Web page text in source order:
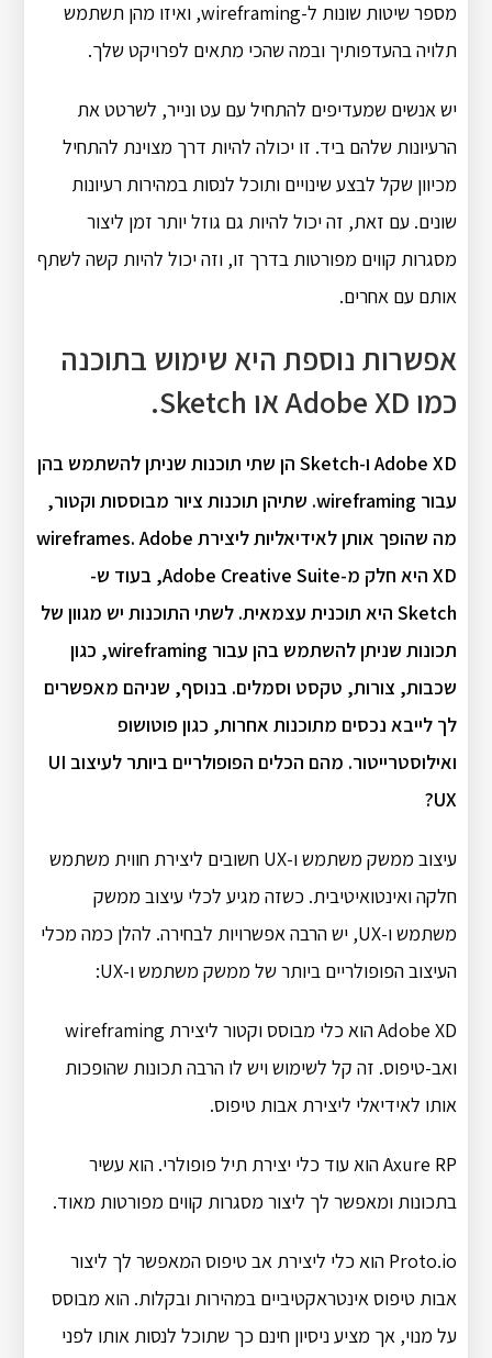
מספר שיטות שונות ל-wireframing, ואיזו מהן תשתמש
תלויה בהעדפותיך ובמה שהכי מתאים לפרויקט שלך.
יש אנשים שמעדיפים להתחיל עם עט ונייר, לשרטט את
הרעיונות שלהם ביד. זו יכולה להיות דרך מצוינת להתחיל
מכיוון שקל לבצע שינויים ותוכל לנסות במהירות רעיונות
שונים. עם זאת, זה יכול להיות גם גוזל יותר זמן ליצור
מסגרות קווים מפורטות בדרך זו, וזה יכול להיות קשה לשתף
אותם עם אחרים.
אפשרות נוספת היא שימוש בתוכנה
כמו Adobe XD או Sketch.
Adobe XD ו-Sketch הן שתי תוכנות שניתן להשתמש בהן
עבור wireframing. שתיהן תוכנות ציור מבוססות וקטור,
מה שהופך אותן לאידיאליות ליצירת wireframes. Adobe
XD היא חלק מ-Adobe Creative Suite, בעוד ש-
Sketch היא תוכנית עצמאית. לשתי התוכנות יש מגוון של
תכונות שניתן להשתמש בהן עבור wireframing, כגון
שכבות, צורות, טקסט וסמלים. בנוסף, שניהם מאפשרים
לך לייבא נכסים מתוכנות אחרות, כגון פוטושופ
ואילוסטרייטור. מהם הכלים הפופולריים ביותר לעיצוב UI
UX?
עיצוב ממשק משתמש ו-UX חשובים ליצירת חווית משתמש
חלקה ואינטואיטיבית. כשזה מגיע לכלי עיצוב ממשק
משתמש ו-UX, יש הרבה אפשרויות לבחירה. להלן כמה מכלי
העיצוב הפופולריים ביותר של ממשק משתמש ו-UX:
Adobe XD הוא כלי מבוסס וקטור ליצירת wireframing
ואב-טיפוס. זה קל לשימוש ויש לו הרבה תכונות שהופכות
אותו לאידיאלי ליצירת אבות טיפוס.
Axure RP הוא עוד כלי יצירת תיל פופולרי. הוא עשיר
בתכונות ומאפשר לך ליצור מסגרות קווים מפורטות מאוד.
Proto.io הוא כלי ליצירת אב טיפוס המאפשר לך ליצור
אבות טיפוס אינטראקטיביים במהירות ובקלות. הוא מבוסס
על מנוי, אך מציע ניסיון חינם כך שתוכל לנסות אותו לפני